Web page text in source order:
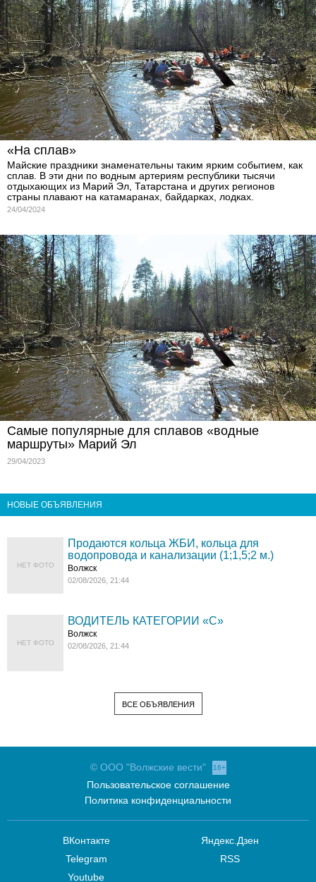
«На сплав»
Майские праздники знаменательны таким ярким событием, как
сплав. В эти дни по водным артериям республики тысячи
отдыхающих из Марий Эл, Татарстана и других регионов
страны плавают на катамаранах, байдарках, лодках.
24/04/2024
Самые популярные для сплавов «водные
маршруты» Марий Эл
29/04/2023
НОВЫЕ ОБЪЯВЛЕНИЯ
НЕТ ФОТО
Продаются кольца ЖБИ, кольца для
водопровода и канализации (1;1,5;2 м.)
Волжск
02/08/2026, 21:44
НЕТ ФОТО
ВОДИТЕЛЬ КАТЕГОРИИ «C»
Волжск
02/08/2026, 21:44
ВСЕ ОБЪЯВЛЕНИЯ
© ООО "Волжские вести" 16+
Пользовательское соглашение
Политика конфиденциальности
ВКонтакте
Telegram
Youtube
Яндекс.Дзен
RSS